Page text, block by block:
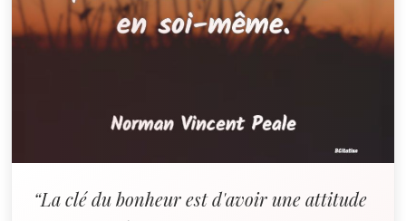
“La clé du bonheur est d'avoir une attitude